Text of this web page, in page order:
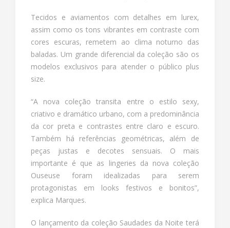
Tecidos e aviamentos com detalhes em lurex,
assim como os tons vibrantes em contraste com
cores escuras, remetem ao clima noturno das
baladas. Um grande diferencial da coleção são os
modelos exclusivos para atender o público plus
size.
“A nova coleção transita entre o estilo sexy,
criativo e dramático urbano, com a predominância
da cor preta e contrastes entre claro e escuro.
Também há referências geométricas, além de
peças justas e decotes sensuais. O mais
importante é que as lingeries da nova coleção
Ouseuse foram idealizadas para serem
protagonistas em looks festivos e bonitos”,
explica Marques.
O lançamento da coleção Saudades da Noite terá